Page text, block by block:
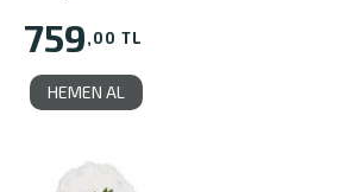
759,00 TL
HEMEN AL